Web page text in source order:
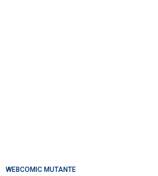
WEBCOMIC MUTANTE